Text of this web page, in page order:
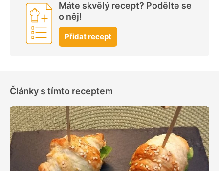
Máte skvělý recept? Podělte se
o něj!
Přidat recept
Články s tímto receptem